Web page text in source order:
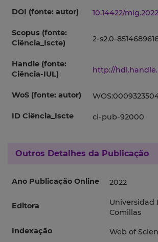
DOI (fonte: autor) 10.14422/
Scopus (fonte:
Ciência_Iscte)
2-s2.0-
Handle (fonte:
Ciência-IUL)
http://
WoS (fonte: autor)
ID Ciência_Iscte ci-pub-92000
Outros Detalhes da Publicação
Ano Publicação Online 2022
Editora
Universidad
Comillas
Indexação
Web of